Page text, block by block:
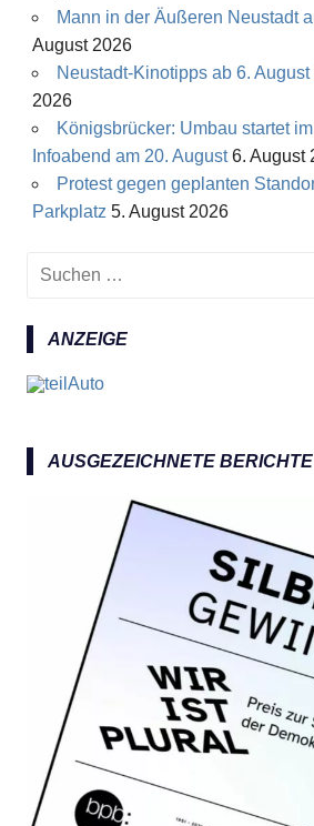
Mann in der Äußeren Neustadt
August 2026
Neustadt-Kinotipps ab 6. August
2026
Königsbrücker: Umbau startet
Infoabend am 20. August 6. August
Protest gegen geplanten
Parkplatz 5. August 2026
c
h
e
ANZEIGE
AUSGEZEICHNETE BERICHTE